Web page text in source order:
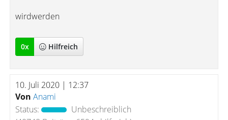
wirdwerden
0x Hilfreich
10. Juli 2020 | 12:37
Von Anami
Status:
Unbeschreiblich